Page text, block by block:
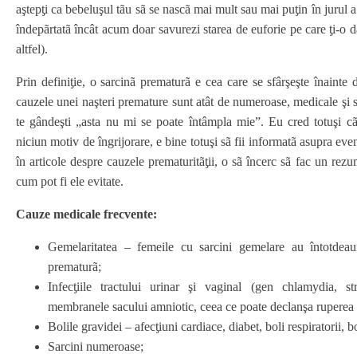
aştepƫi ca bebeluşul tãu sã se nascã mai mult sau mai puƫin în jurul
îndepãrtatã încât acum doar savurezi starea de euforie pe care ƫi-o
altfel).
Prin definiƫie, o sarcinã prematurã e cea care se sfârşeşte înainte
cauzele unei naşteri premature sunt atât de numeroase, medicale
te gândeşti „asta nu mi se poate întâmpla mie”. Eu cred totuşi
niciun motiv de îngrijorare, e bine totuşi sã fii informatã asupra
în articole despre cauzele prematuritãƫii, o sã încerc sã fac un
cum pot fi ele evitate.
Cauze medicale frecvente:
Gemelaritatea – femeile cu sarcini gemelare au
prematurã;
Infecƫiile tractului urinar şi vaginal (gen chlamydia,
membranele sacului amniotic, ceea ce poate declanşa
Bolile gravidei – afecƫiuni cardiace, diabet, boli respiratorii,
Sarcini numeroase;